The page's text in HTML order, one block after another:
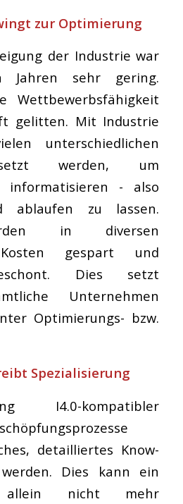
zur Optimierung
der Industrie war
sehr gering.
Wettbewerbsfähigkeit
gelitten. Mit Industrie
unterschiedlichen
werden, um
informatisieren - also
ablaufen zu lassen.
in diversen
Kosten gespart und
Dies setzt
Unternehmen
Optimierungs- bzw.
Spezialisierung
I4.0-kompatibler
detailliertes Know-
Dies kann ein
allein nicht mehr